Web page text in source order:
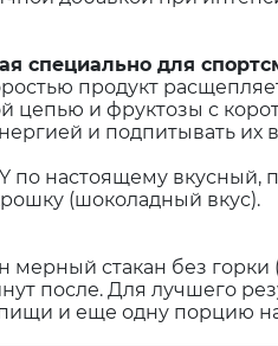
специально для
продукт
цепью и фруктозы с
и подпитывать их
по настоящему вкусный,
(шоколадный вкус).
стакан без
после. Для лучшего
и еще одну порцию